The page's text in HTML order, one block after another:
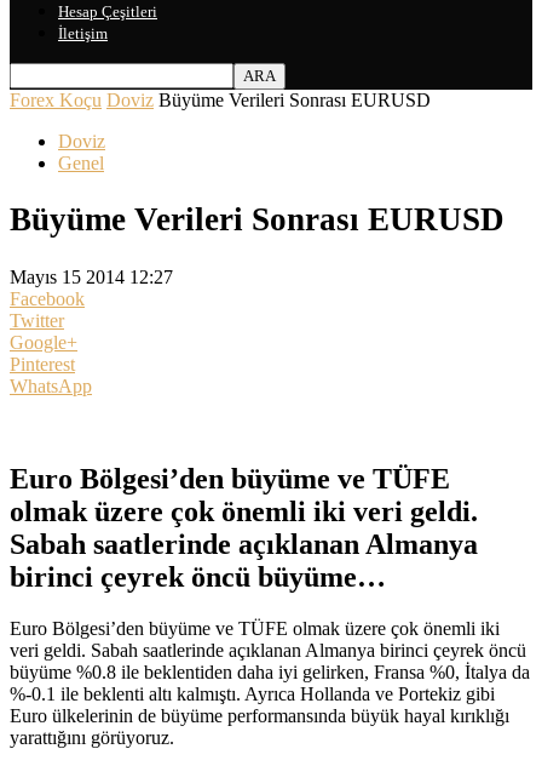
Hesap Çeşitleri
İletişim
Forex Koçu Doviz Büyüme Verileri Sonrası EURUSD
Doviz
Genel
Büyüme Verileri Sonrası EURUSD
Mayıs 15 2014 12:27
Facebook
Twitter
Google+
Pinterest
WhatsApp
Euro Bölgesi’den büyüme ve TÜFE
olmak üzere çok önemli iki veri geldi.
Sabah saatlerinde açıklanan Almanya
birinci çeyrek öncü büyüme…
Euro Bölgesi’den büyüme ve TÜFE olmak üzere çok önemli iki
veri geldi. Sabah saatlerinde açıklanan Almanya birinci çeyrek öncü
büyüme %0.8 ile beklentiden daha iyi gelirken, Fransa %0, İtalya da
%-0.1 ile beklenti altı kalmıştı. Ayrıca Hollanda ve Portekiz gibi
Euro ülkelerinin de büyüme performansında büyük hayal kırıklığı
yarattığını görüyoruz.